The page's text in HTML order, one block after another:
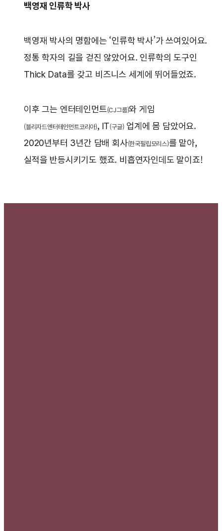
백영재 인류학 박사
백영재 박사의 명함에는 ‘인류학 박사’가 쓰여있어요.
정통 학자의 길을 걷진 않았어요. 인류학의 도구인
Thick Data를 갖고 비즈니스 세계에 뛰어들었죠.
이후 그는 엔터테인먼트(CJ그룹)와 게임
(블리자드엔터테인먼트코리아), IT(구글)업계에 몸 담았어요.
2020년부터 3년간 담배 회사(한국필립모리스)를 맡아,
실적을 반등시키기도 했죠. 비흡연자인데도 말이죠!